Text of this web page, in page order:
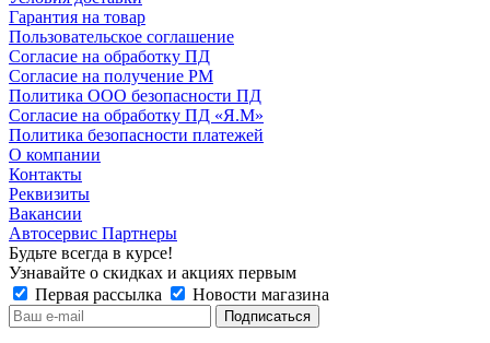
Гарантия на товар
Пользовательское соглашение
Согласие на обработку ПД
Согласие на получение РМ
Политика ООО безопасности ПД
Согласие на обработку ПД «Я.М»
Политика безопасности платежей
О компании
Контакты
Реквизиты
Вакансии
Автосервис Партнеры
Будьте всегда в курсе!
Узнавайте о скидках и акциях первым
Первая рассылка
Новости магазина